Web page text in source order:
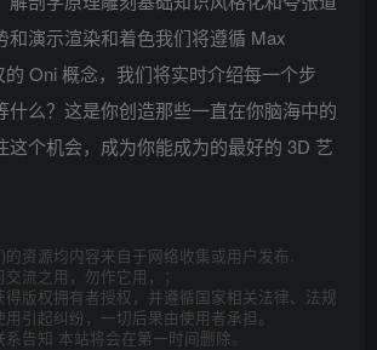
和演示渲染和着色我们将遵循 Max
Oni 概念，我们将实时介绍每一个步
什么？这是你创造那些一直在你脑海中的
这个机会，成为你能成为的最好的 3D 艺
的资源均内容来自于网络收集或用户发布.
流之用，勿作它用，；
版权拥有者授权，并遵循国家相关法律、法规
引起纠纷，一切后果由使用者承担。
告知 本站将会在第一时间删除。